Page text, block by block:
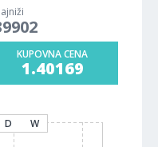
KUPOVNA CENA
1.40169
D W